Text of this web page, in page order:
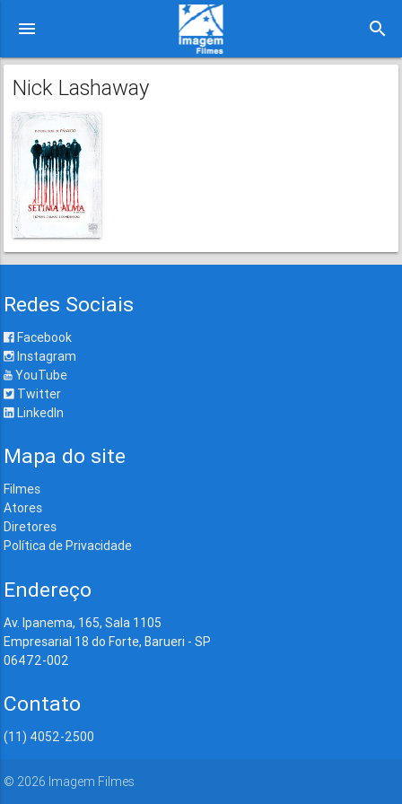
menu search
Nick Lashaway
Redes Sociais
Facebook
Instagram
YouTube
Twitter
LinkedIn
Mapa do site
Filmes
Atores
Diretores
Política de Privacidade
Endereço
Av. Ipanema, 165, Sala 1105
Empresarial 18 do Forte, Barueri - SP
06472-002
Contato
(11) 4052-2500
© 2026 Imagem Filmes